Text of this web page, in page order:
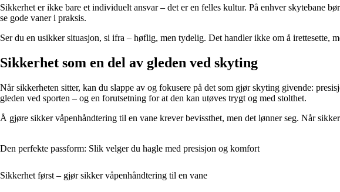
Sikkerhet er ikke bare et individuelt ansvar – det er en felles kultur. På enhver skytebane
se gode vaner i praksis.
Ser du en usikker situasjon, si ifra – høflig, men tydelig. Det handler ikke om å irettesette,
Sikkerhet som en del av gleden ved skyting
Når sikkerheten sitter, kan du slappe av og fokusere på det som gjør skyting givende:
gleden ved sporten – og en forutsetning for at den kan utøves trygt og med stolthet.
Å gjøre sikker våpenhåndtering til en vane krever bevissthet, men det lønner seg. Når
Den perfekte passform: Slik velger du hagle med presisjon og komfort
Sikkerhet først – gjør sikker våpenhåndtering til en vane